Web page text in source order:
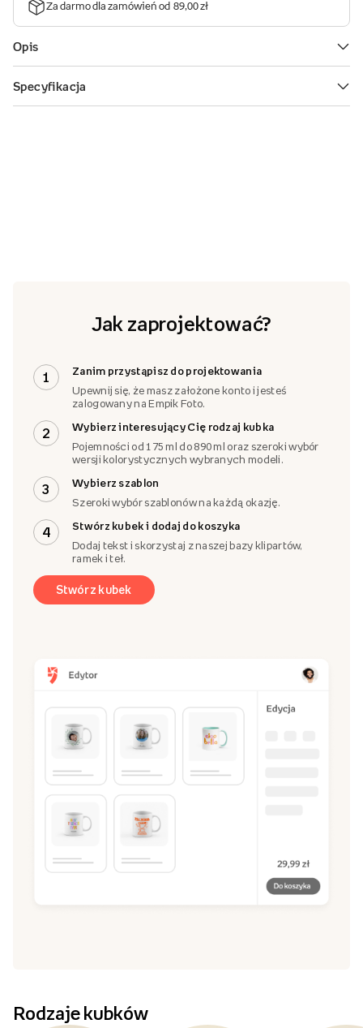
Jak zaprojektować?
1
Zanim przystąpisz do projektowania
Upewnij się, że masz założone konto i jesteś
zalogowany na Empik Foto.
2
Wybierz interesujący Cię rodzaj kubka
Pojemności od 175 ml do 890 ml oraz szeroki wybór
wersji kolorystycznych wybranych modeli.
3
Wybierz szablon
Szeroki wybór szablonów na każdą okazję.
4
Stwórz kubek i dodaj do koszyka
Dodaj tekst i skorzystaj z naszej bazy klipartów,
ramek i teł.
Stwórz kubek
Rodzaje kubków